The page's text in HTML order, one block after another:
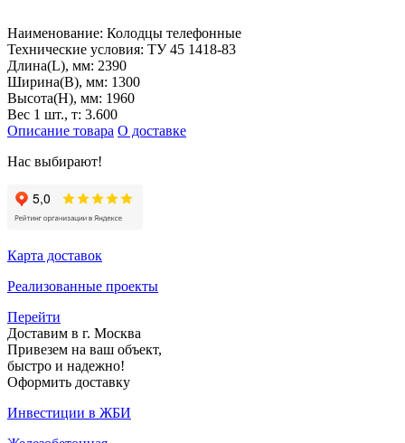
Наименование: Колодцы телефонные
Технические условия: ТУ 45 1418-83
Длина(L), мм: 2390
Ширина(B), мм: 1300
Высота(H), мм: 1960
Вес 1 шт., т: 3.600
Описание товара О доставке
Нас выбирают!
Карта доставок
Реализованные проекты
Перейти
Доставим в г. Москва
Привезем на ваш объект,
быстро и надежно!
Оформить доставку
Инвестиции в ЖБИ